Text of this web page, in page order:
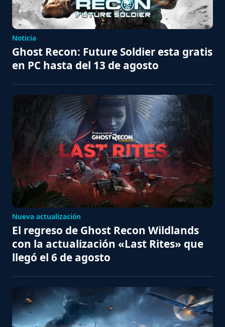
Noticia
Ghost Recon: Future Soldier esta gratis
en PC hasta del 13 de agosto
Nueva actualización
El regreso de Ghost Recon Wildlands
con la actualización «Last Rites» que
llegó el 6 de agosto